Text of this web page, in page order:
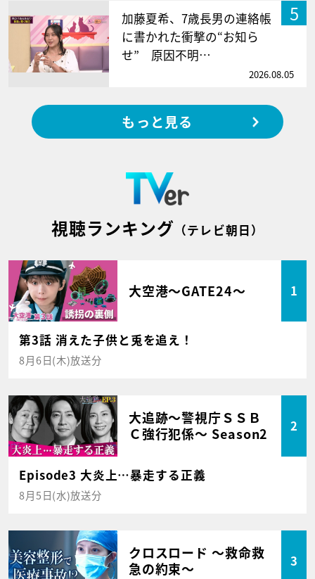
5
加藤夏希、7歳長男の連絡帳
に書かれた衝撃の“お知ら
せ” 原因不明…
2026.08.05
もっと見る
視聴ランキング （テレビ朝日）
大空港～GATE24～ 1
第3話 消えた子供と兎を追え！
8月6日(木)放送分
大追跡～警視庁ＳＳＢ
Ｃ強行犯係～ Season2
2
Episode3 大炎上…暴走する正義
8月5日(水)放送分
クロスロード ～救命救
急の約束～
3